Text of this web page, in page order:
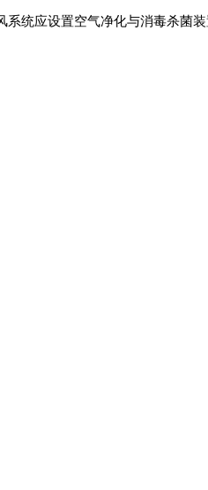
系统应设置空气净化与消毒杀菌